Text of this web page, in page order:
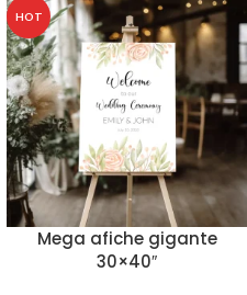
HOT
Mega afiche gigante
30×40″